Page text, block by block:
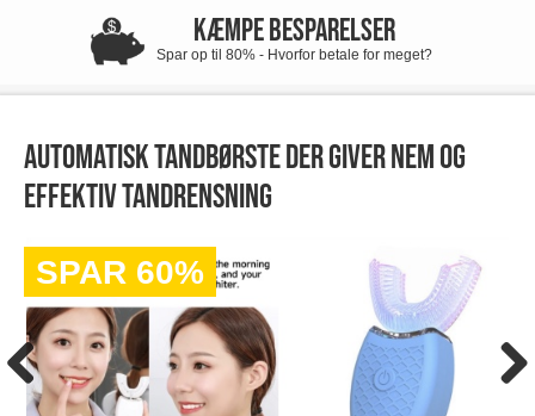
KÆMPE BESPARELSER
Spar op til 80% - Hvorfor betale for meget?
Automatisk tandbørste der giver nem og
effektiv tandrensning
SPAR 60%